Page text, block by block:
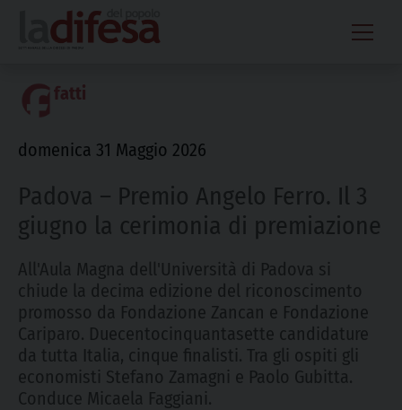
content
fatti
domenica 31 Maggio 2026
Padova – Premio Angelo Ferro. Il 3
giugno la cerimonia di premiazione
All'Aula Magna dell'Università di Padova si
chiude la decima edizione del riconoscimento
promosso da Fondazione Zancan e Fondazione
Cariparo. Duecentocinquantasette candidature
da tutta Italia, cinque finalisti. Tra gli ospiti gli
economisti Stefano Zamagni e Paolo Gubitta.
Conduce Micaela Faggiani.